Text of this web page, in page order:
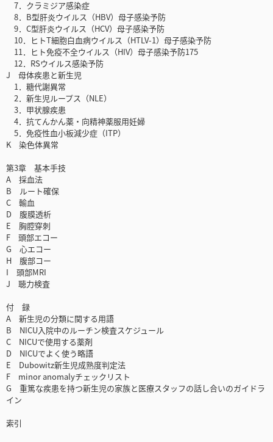
7．クラミジア感染症
8．B型肝炎ウイルス（HBV）母子感染予防
9．C型肝炎ウイルス（HCV）母子感染予防
10．ヒトT細胞白血病ウイルス（HTLV-1）母子感染予防
11．ヒト免疫不全ウイルス（HIV）母子感染予防175
12．RSウイルス感染予防
J 母体疾患と新生児
1．糖代謝異常
2．新生児ループス（NLE）
3．甲状腺疾患
4．抗てんかん薬・向精神薬服用妊婦
5．免疫性血小板減少症（ITP）
K 染色体異常
第3章 基本手技
A 採血法
B ルート確保
C 輸血
D 腹膜透析
E 胸腔穿刺
F 頭部エコー
G 心エコー
H 腹部コー
I 頭部MRI
J 聴力検査
付 録
A 新生児の分類に関する用語
B NICU入院中のルーチン検査スケジュール
C NICUで使用する薬剤
D NICUでよく使う略語
E Dubowitz新生児成熟度判定法
F minor anomalyチェックリスト
G 重篤な疾患を持つ新生児の家族と医療スタッフの話し合いのガイドラ
イン
索引